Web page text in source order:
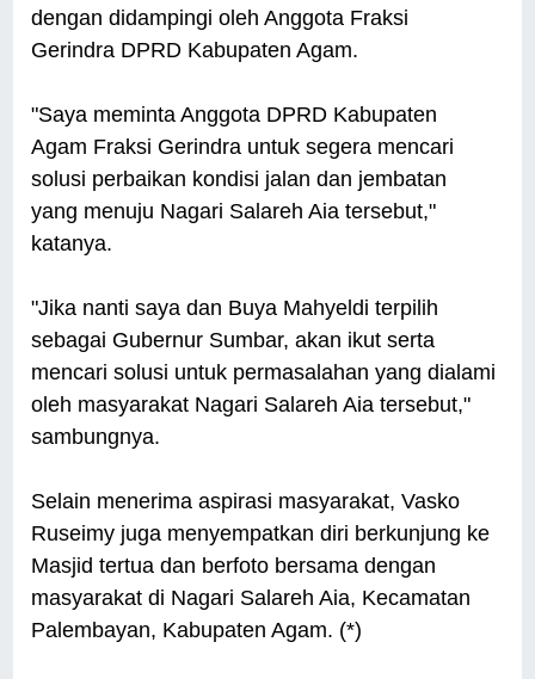
dengan didampingi oleh Anggota Fraksi
Gerindra DPRD Kabupaten Agam.
"Saya meminta Anggota DPRD Kabupaten
Agam Fraksi Gerindra untuk segera mencari
solusi perbaikan kondisi jalan dan jembatan
yang menuju Nagari Salareh Aia tersebut,"
katanya.
"Jika nanti saya dan Buya Mahyeldi terpilih
sebagai Gubernur Sumbar, akan ikut serta
mencari solusi untuk permasalahan yang dialami
oleh masyarakat Nagari Salareh Aia tersebut,"
sambungnya.
Selain menerima aspirasi masyarakat, Vasko
Ruseimy juga menyempatkan diri berkunjung ke
Masjid tertua dan berfoto bersama dengan
masyarakat di Nagari Salareh Aia, Kecamatan
Palembayan, Kabupaten Agam. (*)